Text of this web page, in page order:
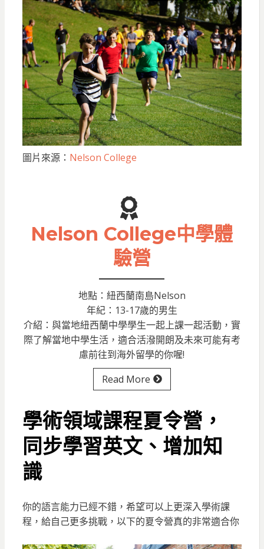
圖片來源： Nelson College
Nelson College中學體
驗營
地點：紐西蘭南島Nelson
年紀：13-17歲的男生
介紹：與當地紐西蘭中學學生一起上課一起活動，實
際了解當地中學生活，適合活潑開朗及未來可能有考
慮前往到海外留學的你喔!
Read More
學術領域課程夏令營，
同步學習英文、增加知
識
你的語言能力已經不錯，希望可以上更深入學術課
程，給自己更多挑戰，以下的夏令營真的非常適合你